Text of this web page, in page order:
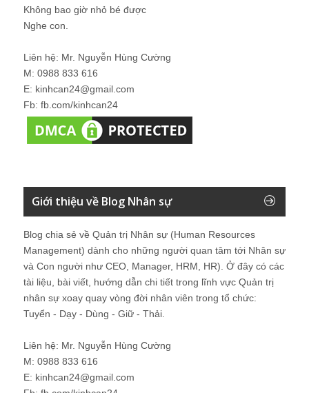
Không bao giờ nhỏ bé được
Nghe con.
Liên hệ: Mr. Nguyễn Hùng Cường
M: 0988 833 616
E: kinhcan24@gmail.com
Fb: fb.com/kinhcan24
Giới thiệu về Blog Nhân sự
Blog chia sẻ về Quản trị Nhân sự (Human Resources
Management) dành cho những người quan tâm tới Nhân sự
và Con người như CEO, Manager, HRM, HR). Ở đây có các
tài liệu, bài viết, hướng dẫn chi tiết trong lĩnh vực Quản trị
nhân sự xoay quay vòng đời nhân viên trong tổ chức:
Tuyển - Dạy - Dùng - Giữ - Thải.
Liên hệ: Mr. Nguyễn Hùng Cường
M: 0988 833 616
E: kinhcan24@gmail.com